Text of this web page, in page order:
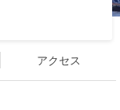
アクセス